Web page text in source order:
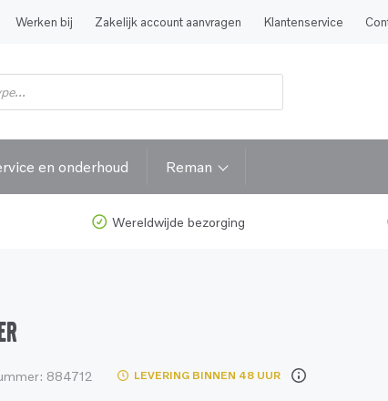
Werken bij Zakelijk account aanvragen Klantenservice
en onderhoud Reman
Wereldwijde bezorging
884712 LEVERING BINNEN 48 UUR